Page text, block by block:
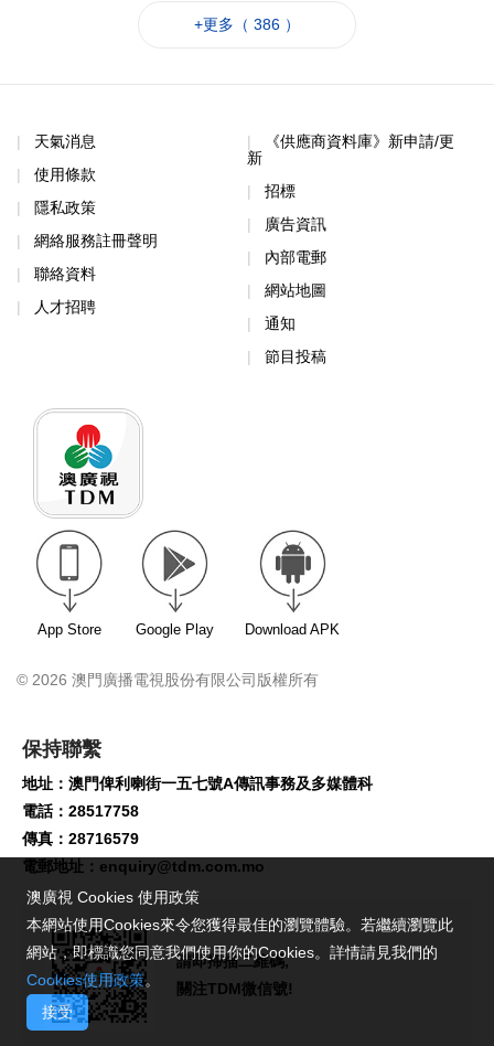
+更多（ 386 ）
天氣消息
使用條款
隱私政策
網絡服務註冊聲明
聯絡資料
人才招聘
《供應商資料庫》新申請/更
新
招標
廣告資訊
內部電郵
網站地圖
通知
節目投稿
App Store Google Play Download APK
© 2026 澳門廣播電視股份有限公司版權所有
保持聯繫
地址：澳門俾利喇街一五七號A傳訊事務及多媒體科
電話：28517758
傳真：28716579
電郵地址： enquiry@tdm.com.mo
請即掃描二維碼,
關注TDM微信號!
澳廣視 Cookies 使用政策
本網站使用Cookies來令您獲得最佳的瀏覽體驗。若繼續瀏覽此
網站，即標識您同意我們使用你的Cookies。詳情請見我們的
Cookies使用政策。
接受